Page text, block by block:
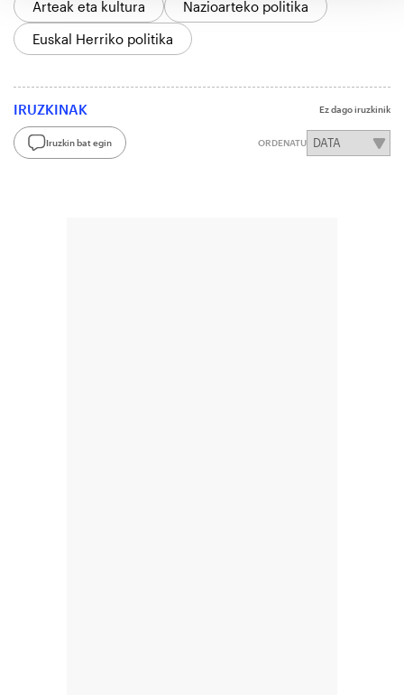
Arteak eta kultura
Nazioarteko politika
Euskal Herriko politika
IRUZKINAK Ez dago iruzkinik
Iruzkin bat egin ORDENATU